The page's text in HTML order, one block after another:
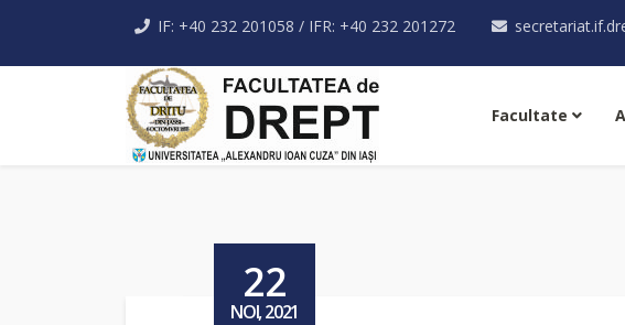
IF: +40 232 201058 / IFR: +40 232 201272
Facultate
22
NOI, 2021